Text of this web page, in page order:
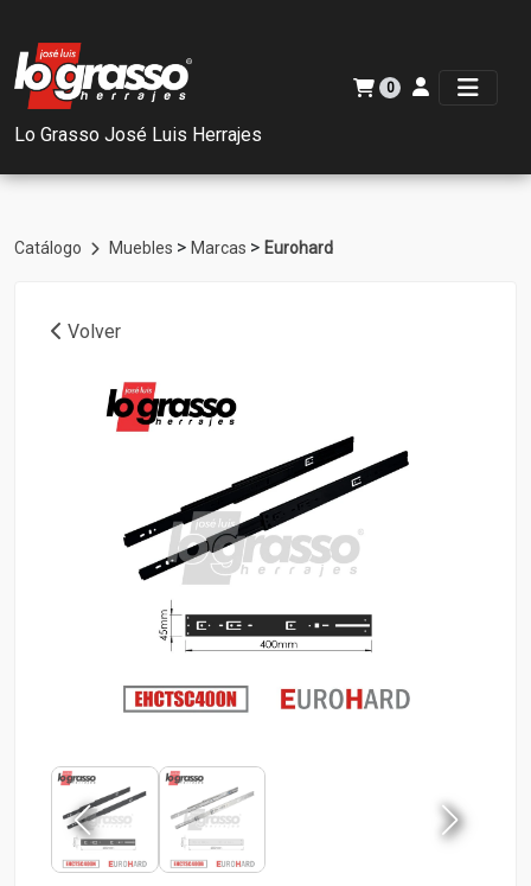
Lo Grasso José Luis Herrajes
0
Catálogo Muebles > Marcas > Eurohard
Volver